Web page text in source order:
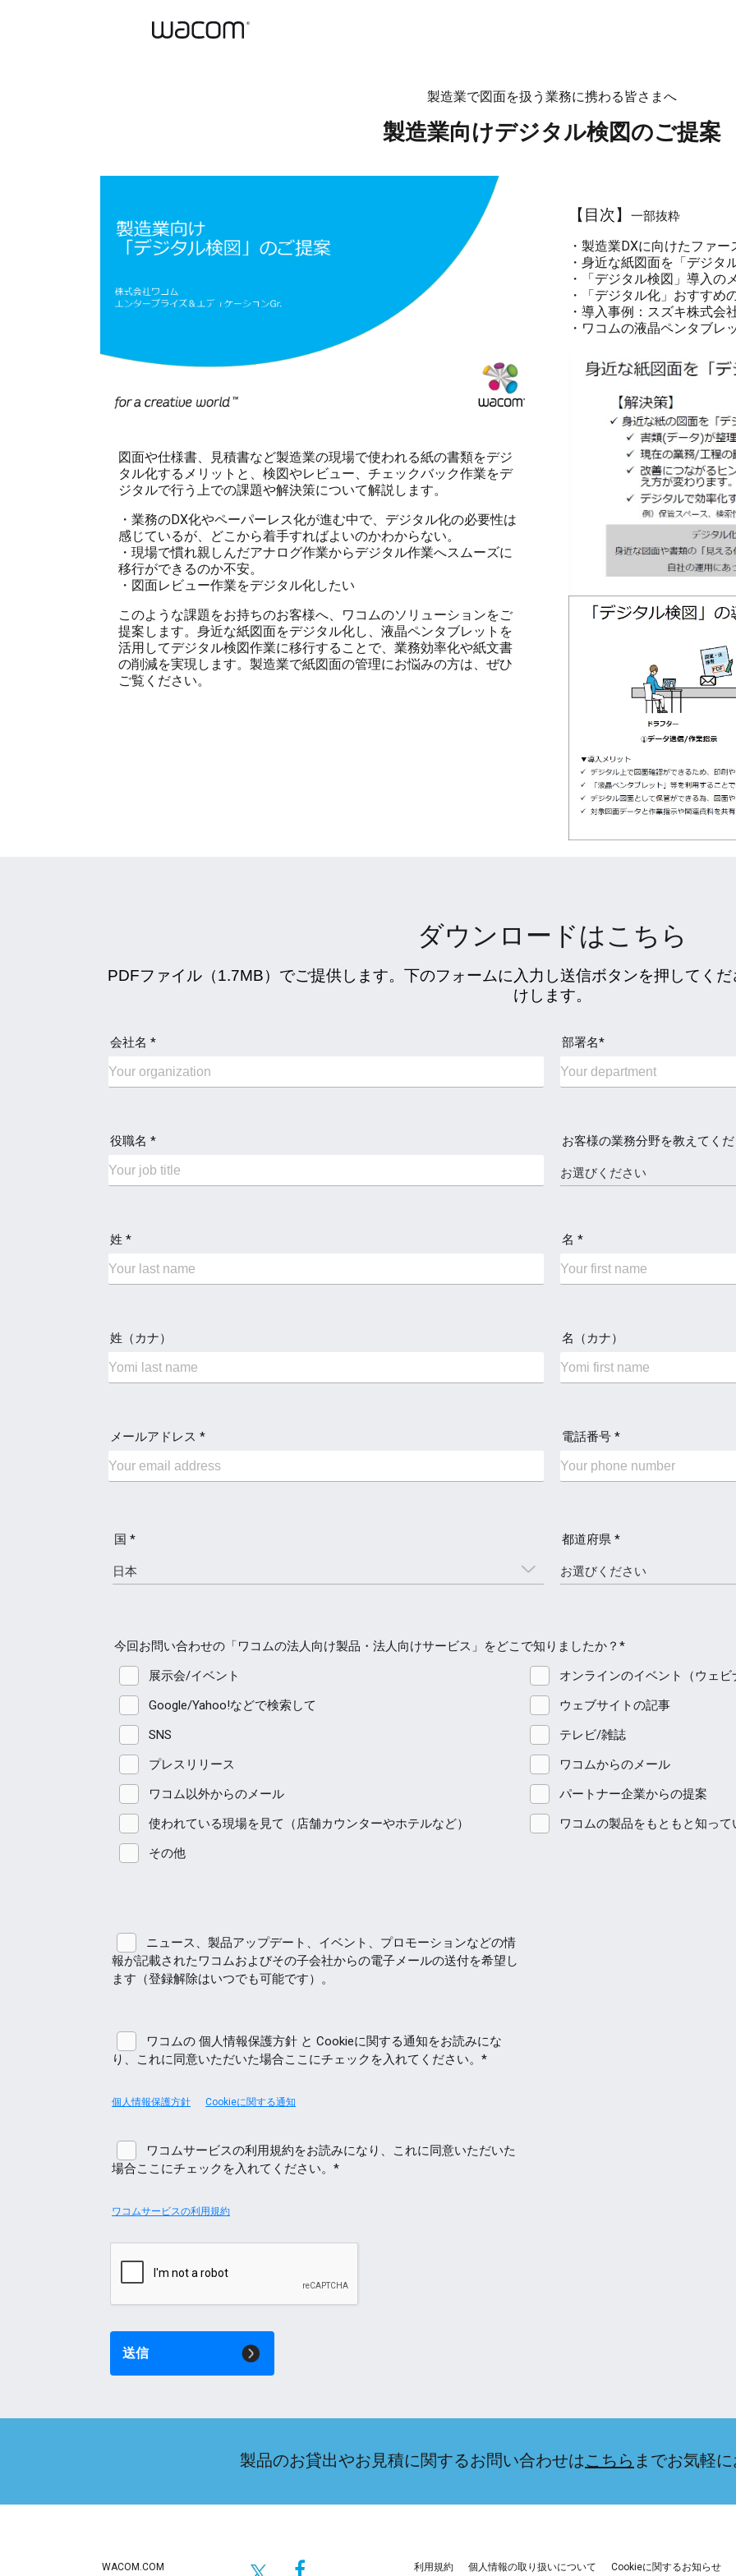
製造業で図面を扱う業務に携わる皆さまへ
製造業向けデジタル検図のご提案
図面や仕様書、見積書など製造業の現場で使われる紙の書類をデジ
タル化するメリットと、検図やレビュー、チェックバック作業をデ
ジタルで行う上での課題や解決策について解説します。
・業務のDX化やペーパーレス化が進む中で、デジタル化の必要性は
感じているが、どこから着手すればよいのかわからない。
・現場で慣れ親しんだアナログ作業からデジタル作業へスムーズに
移行ができるのか不安。
・図面レビュー作業をデジタル化したい
このような課題をお持ちのお客様へ、ワコムのソリューションをご
提案します。身近な紙図面をデジタル化し、液晶ペンタブレットを
活用してデジタル検図作業に移行することで、業務効率化や紙文書
の削減を実現します。製造業で紙図面の管理にお悩みの方は、ぜひ
ご覧ください。
【目次】 一部抜粋
・製造業DXに向けたファ
・身近な紙図面を「デジタ
・「デジタル検図」導入の
・「デジタル化」おすすめ
・導入事例：スズキ株式会
・ワコムの液晶ペンタブレ
ダウンロードはこちら
PDFファイル（1.7MB）でご提供します。下のフォームに入力し送信ボタンを押してく
けします。
会社名 * 部署名*
役職名 * お客様の業務分野を教えてく
姓 * 名 *
姓（カナ） 名（カナ）
メールアドレス * 電話番号 *
国 * 都道府県 *
今回お問い合わせの「ワコムの法人向け製品・法人向けサービス」をどこで知りましたか？*
展示会/イベント
オンラインのイベント（ウェビ
Google/Yahoo!などで検索して
ウェブサイトの記事
SNS
テレビ/雑誌
プレスリリース
ワコムからのメール
ワコム以外からのメール
パートナー企業からの提案
使われている現場を見て（店舗カウンターやホテルなど）
ワコムの製品をもともと知って
その他
ニュース、製品アップデート、イベント、プロモーションなどの情
報が記載されたワコムおよびその子会社からの電子メールの送付を希望し
ます（登録解除はいつでも可能です）。
ワコムの 個人情報保護方針 と Cookieに関する通知をお読みにな
り、これに同意いただいた場合ここにチェックを入れてください。*
個人情報保護方針 Cookieに関する通知
ワコムサービスの利用規約をお読みになり、これに同意いただいた
場合ここにチェックを入れてください。*
ワコムサービスの利用規約
送信
製品のお貸出やお見積に関するお問い合わせはこちら までお気軽
WACOM.COM 利用規約 個人情報の取り扱いについて Cookieに関するお知らせ